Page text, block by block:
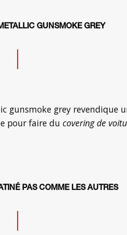
GUNSMOKE GREY
grey revendique
pour faire du covering de
PAS COMME LES AUTRES